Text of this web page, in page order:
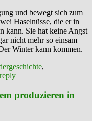
und bewegt sich zum
Haselnüsse, die er in
kann. Sie hat keine Angst
nicht mehr so einsam
Winter kann kommen.
,
produzieren in